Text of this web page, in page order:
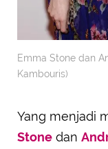
Emma Stone dan
Kambouris)
Yang menjadi
Stone dan